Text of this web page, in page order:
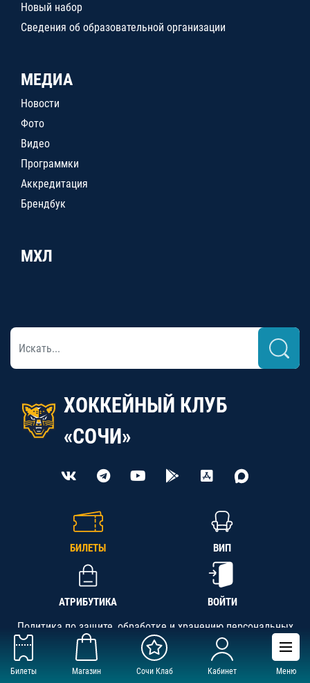
Билеты Магазин Сочи Клаб Кабинет Меню
Новый набор
Сведения об образовательной организации
МЕДИА
Новости
Фото
Видео
Программки
Аккредитация
Брендбук
МХЛ
ХОККЕЙНЫЙ КЛУБ
«СОЧИ»
БИЛЕТЫ ВИП
АТРИБУТИКА ВОЙТИ
Политика по защите, обработке и хранению персональных
данных
АНО «СК «Кубань-Регион», ОГРН 1142300002349,